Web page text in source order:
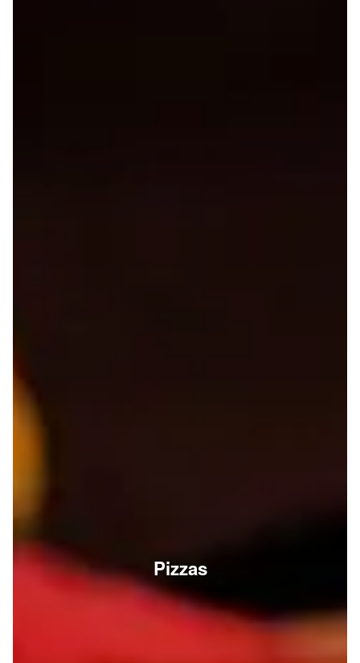
Pizzas